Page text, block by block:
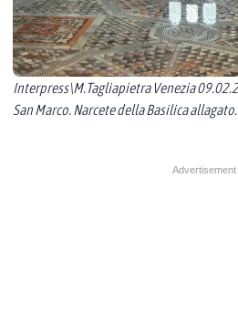
Interpress\M.Tagliapietra Venezia
San Marco. Narcete della Basilica allagato.